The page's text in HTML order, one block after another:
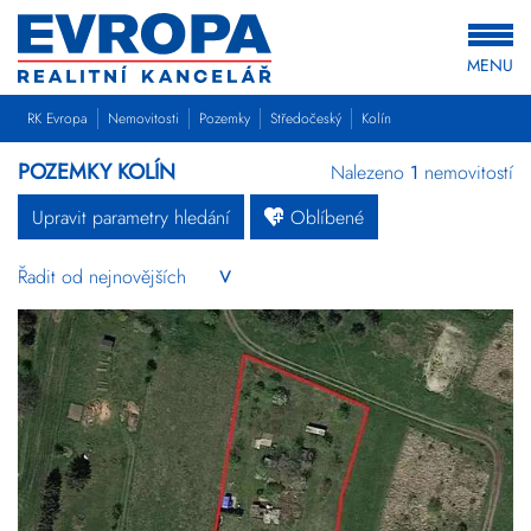
MENU
RK Evropa Nemovitosti Pozemky Středočeský Kolín
POZEMKY KOLÍN Nalezeno 1 nemovitostí
Upravit parametry hledání
Oblíbené
Byty Domy Pozemky
Komerční Ostatní Developerské
projekty